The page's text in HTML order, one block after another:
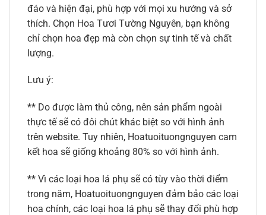
đáo và hiện đại, phù hợp với mọi xu hướng và sở
thích. Chọn Hoa Tươi Tường Nguyên, bạn không
chỉ chọn hoa đẹp mà còn chọn sự tinh tế và chất
lượng.
Lưu ý:
** Do được làm thủ công, nên sản phẩm ngoài
thực tế sẽ có đôi chút khác biệt so với hình ảnh
trên website. Tuy nhiên, Hoatuoituongnguyen cam
kết hoa sẽ giống khoảng 80% so với hình ảnh.
** Vì các loại hoa lá phụ sẽ có tùy vào thời điểm
trong năm, Hoatuoituongnguyen đảm bảo các loại
hoa chính, các loại hoa lá phụ sẽ thay đổi phù hợp